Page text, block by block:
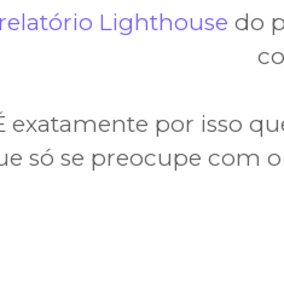
relatório Lighthouse do
exatamente por isso
só se preocupe com